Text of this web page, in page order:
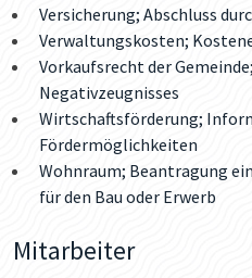
Versicherung; Abschluss
Verwaltungskosten;
Vorkaufsrecht der
Negativzeugnisses
Wirtschaftsförderung;
Fördermöglichkeiten
Wohnraum; Beantragung
für den Bau oder Erwerb
Mitarbeiter